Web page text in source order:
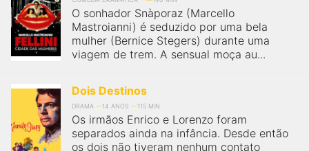
O sonhador Snàporaz (Marcello
Mastroianni) é seduzido por uma bela
mulher (Bernice Stegers) durante uma
viagem de trem. A sensual moça au...
Dois Destinos
DRAMA 14 ANOS 115 MIN
Os irmãos Enrico e Lorenzo foram
separados ainda na infância. Desde então
os dois não tiveram nenhum contato